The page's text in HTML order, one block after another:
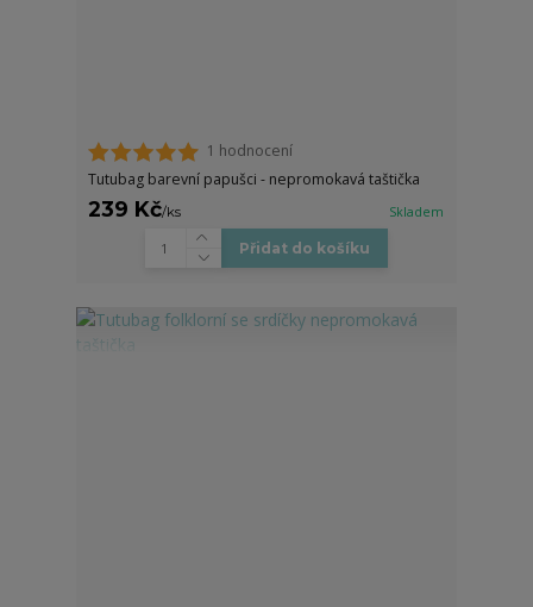
1 hodnocení
Tutubag barevní papušci - nepromokavá taštička
239 Kč/ks Skladem
Přidat do košíku